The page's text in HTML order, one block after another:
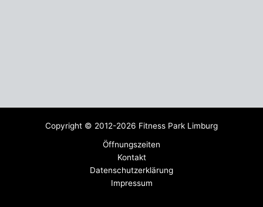
Copyright © 2012-2026 Fitness Park Limburg
Öffnungszeiten
Kontakt
Datenschutzerklärung
Impressum